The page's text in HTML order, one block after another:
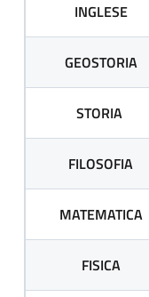
INGLESE
GEOSTORIA
STORIA
FILOSOFIA
MATEMATICA
FISICA